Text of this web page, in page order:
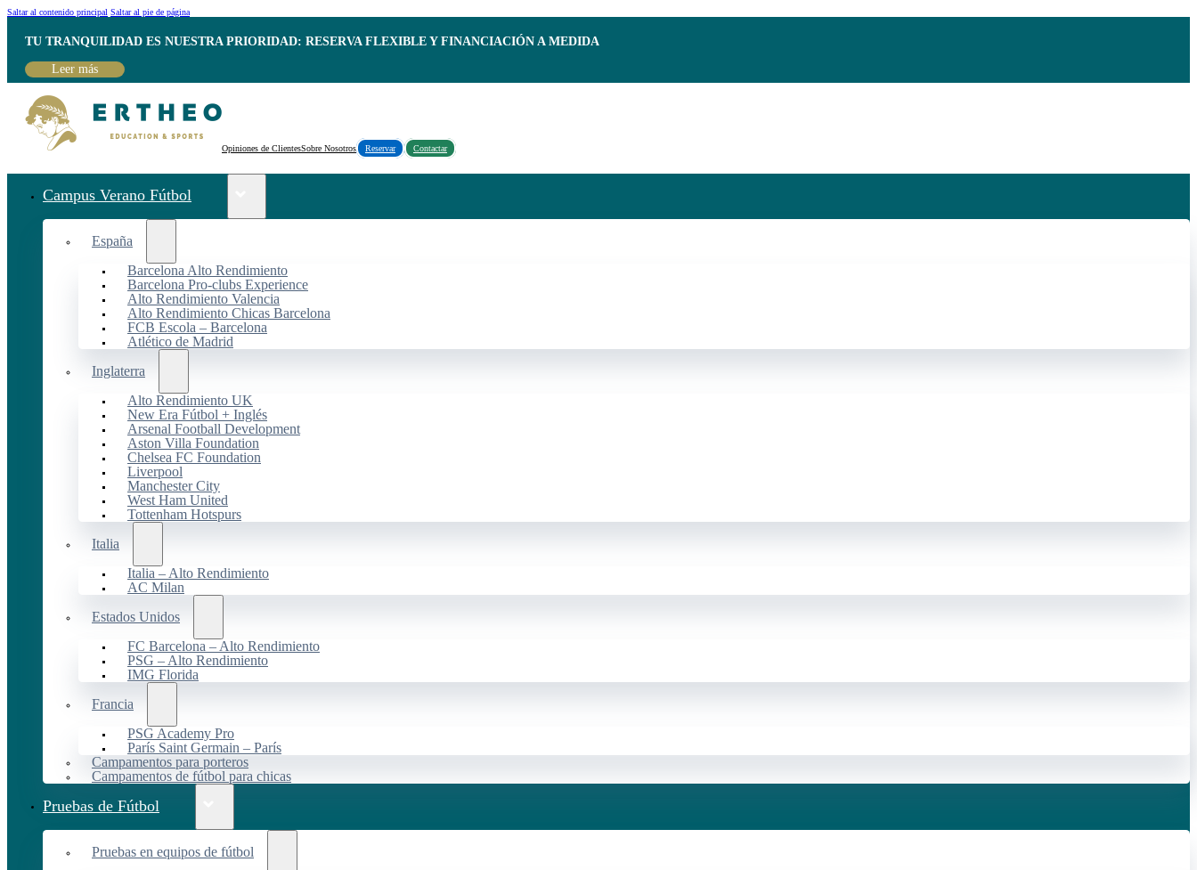
Saltar al contenido principal Saltar al pie de página
TU TRANQUILIDAD ES NUESTRA PRIORIDAD: RESERVA FLEXIBLE Y FINANCIACIÓN A MEDIDA
Leer más
Opiniones de ClientesSobre Nosotros Reservar Contactar
Campus Verano Fútbol
España
Barcelona Alto Rendimiento
Barcelona Pro-clubs Experience
Alto Rendimiento Valencia
Alto Rendimiento Chicas Barcelona
FCB Escola – Barcelona
Atlético de Madrid
Inglaterra
Alto Rendimiento UK
New Era Fútbol + Inglés
Arsenal Football Development
Aston Villa Foundation
Chelsea FC Foundation
Liverpool
Manchester City
West Ham United
Tottenham Hotspurs
Italia
Italia – Alto Rendimiento
AC Milan
Estados Unidos
FC Barcelona – Alto Rendimiento
PSG – Alto Rendimiento
IMG Florida
Francia
PSG Academy Pro
París Saint Germain – París
Campamentos para porteros
Campamentos de fútbol para chicas
Pruebas de Fútbol
Pruebas en equipos de fútbol